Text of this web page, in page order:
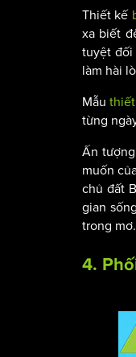
Thiết kế
xa biết
tuyệt đối
làm hài
Mẫu
từng
Ấn
muốn
chủ đất
gian
trong mơ.
4.